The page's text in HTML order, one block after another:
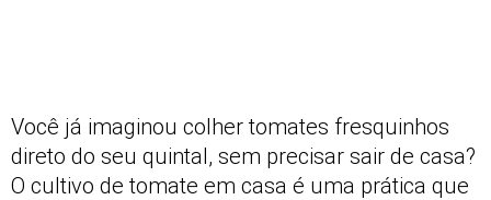
Você já imaginou colher tomates fresquinhos
direto do seu quintal, sem precisar sair de casa?
O cultivo de tomate em casa é uma prática que